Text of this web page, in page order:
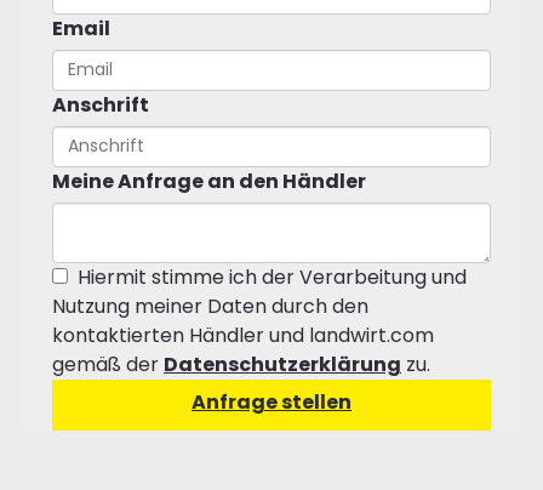
Email
Anschrift
Meine Anfrage an den Händler
Hiermit stimme ich der Verarbeitung und
Nutzung meiner Daten durch den
kontaktierten Händler und landwirt.com
gemäß der Datenschutzerklärung zu.